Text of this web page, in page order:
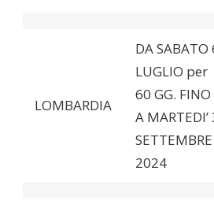
LOMBARDIA
DA SABATO
LUGLIO per
60 GG. FINO
A MARTEDI’
SETTEMBRE
2024